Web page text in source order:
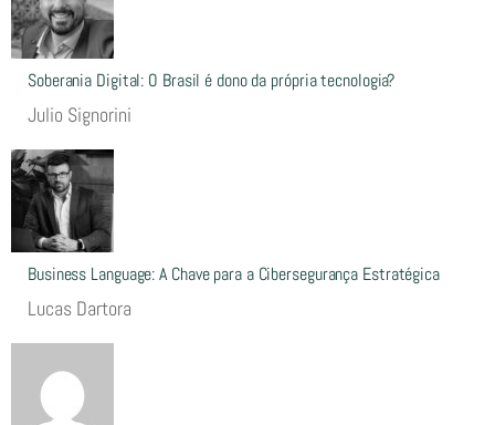
Soberania Digital: O Brasil é dono da própria tecnologia?
Julio Signorini
Business Language: A Chave para a Cibersegurança Estratégica
Lucas Dartora